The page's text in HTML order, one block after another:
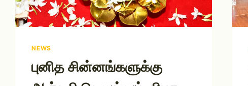
NEWS
புனித சின்னங்களுக்கு